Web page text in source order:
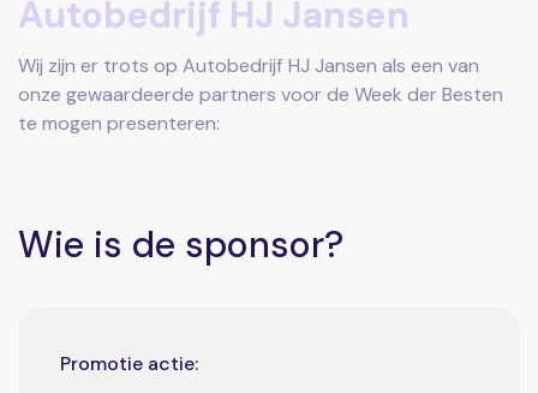
Autobedrijf HJ Jansen
Wij zijn er trots op Autobedrijf HJ Jansen als een van
onze gewaardeerde partners voor de Week der Besten
te mogen presenteren:
Wie is de sponsor?
Promotie actie: